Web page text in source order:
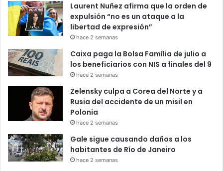
Laurent Nuñez afirma que la orden de
expulsión “no es un ataque a la
libertad de expresión”
hace 2 semanas
Caixa paga la Bolsa Família de julio a
los beneficiarios con NIS a finales del 9
hace 2 semanas
Zelensky culpa a Corea del Norte y a
Rusia del accidente de un misil en
Polonia
hace 2 semanas
Gale sigue causando daños a los
habitantes de Río de Janeiro
hace 2 semanas